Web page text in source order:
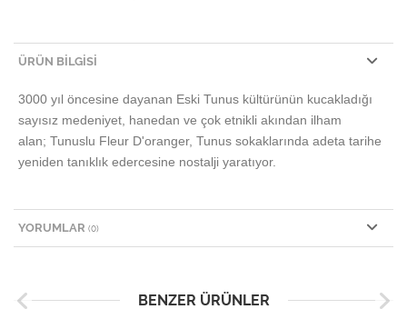
ÜRÜN BILGISI
3000 yıl öncesine dayanan Eski Tunus kültürünün kucakladığı
sayısız medeniyet, hanedan ve çok etnikli akından ilham
alan; Tunuslu Fleur D'oranger, Tunus sokaklarında adeta tarihe
yeniden tanıklık edercesine nostalji yaratıyor.
YORUMLAR (0)
BENZER ÜRÜNLER